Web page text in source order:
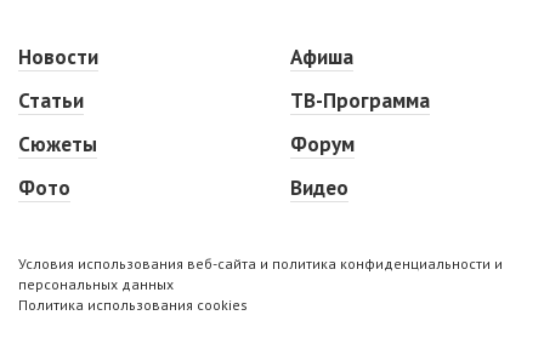
Новости
Статьи
Сюжеты
Фото
Афиша
ТВ-Программа
Форум
Видео
Условия использования веб-сайта и политика конфиденциальности и
персональных данных
Политика использования cookies